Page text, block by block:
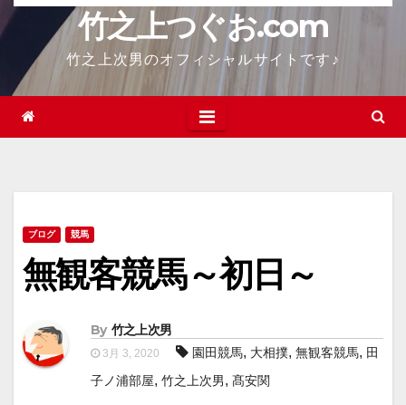
竹之上つぐお.com
竹之上次男のオフィシャルサイトです♪
ブログ 競馬
無観客競馬～初日～
By 竹之上次男
3月 3, 2020 園田競馬, 大相撲, 無観客競馬, 田
子ノ浦部屋, 竹之上次男, 髙安関